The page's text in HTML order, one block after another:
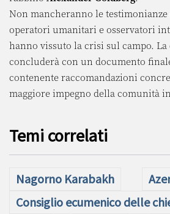
Non mancheranno le
operatori umanitari e osservatori
hanno vissuto la crisi sul campo. La
concluderà con un documento
contenente raccomandazioni
maggiore impegno della comunità
Temi correlati
Nagorno Karabakh
Consiglio ecumenico delle